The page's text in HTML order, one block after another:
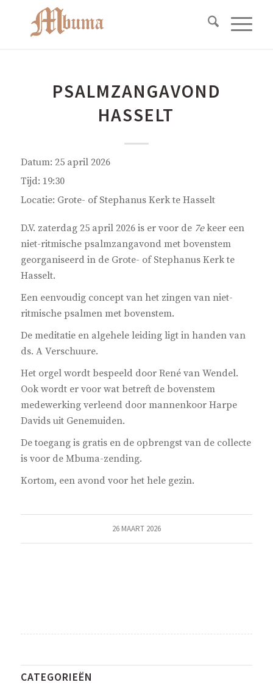
PSALMZANGAVOND
HASSELT
Datum: 25 april 2026
Tijd: 19:30
Locatie: Grote- of Stephanus Kerk te Hasselt
D.V. zaterdag 25 april 2026 is er voor de 7ekeer een
niet-ritmische psalmzangavond met bovenstem
georganiseerd in de Grote- of Stephanus Kerk te
Hasselt.
Een eenvoudig concept van het zingen van niet-
ritmische psalmen met bovenstem.
De meditatie en algehele leiding ligt in handen van
ds. A Verschuure.
Het orgel wordt bespeeld door René van Wendel.
Ook wordt er voor wat betreft de bovenstem
medewerking verleend door mannenkoor Harpe
Davids uit Genemuiden.
De toegang is gratis en de opbrengst van de collecte
is voor de Mbuma-zending.
Kortom, een avond voor het hele gezin.
26 MAART 2026
CATEGORIEËN